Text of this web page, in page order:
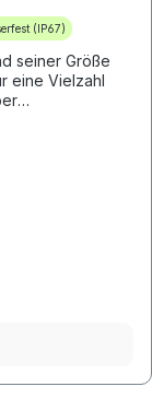
(IP67)
seiner Größe
eine Vielzahl